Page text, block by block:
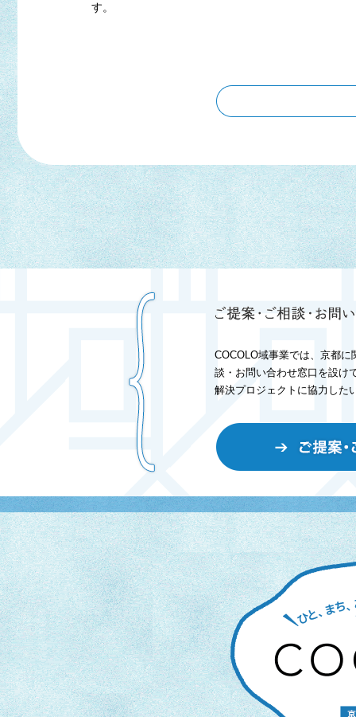
す。
COCOLO域事業では、京都
談・お問い合わせ窓口を設け
解決プロジェクトに協力した